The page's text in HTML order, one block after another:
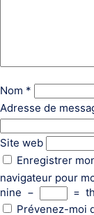
Nom *
Adresse de
Site web
Enregistrer
navigateur pour
nine − =
Prévenez-moi